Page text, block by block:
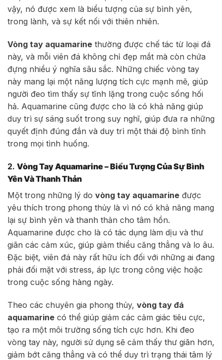
vậy, nó được xem là biểu tượng của sự bình yên,
trong lành, và sự kết nối với thiên nhiên.
Vòng tay aquamarine thường được chế tác từ loại đá
này, và mỗi viên đá không chỉ đẹp mắt mà còn chứa
đựng nhiều ý nghĩa sâu sắc. Những chiếc vòng tay
này mang lại một năng lượng tích cực mạnh mẽ, giúp
người đeo tìm thấy sự tĩnh lặng trong cuộc sống hối
hả. Aquamarine cũng được cho là có khả năng giúp
duy trì sự sáng suốt trong suy nghĩ, giúp đưa ra những
quyết định đúng đắn và duy trì một thái độ bình tĩnh
trong mọi tình huống.
2. Vòng Tay Aquamarine – Biểu Tượng Của Sự Bình
Yên Và Thanh Thản
Một trong những lý do vòng tay aquamarine được
yêu thích trong phong thủy là vì nó có khả năng mang
lại sự bình yên và thanh thản cho tâm hồn.
Aquamarine được cho là có tác dụng làm dịu và thư
giãn các cảm xúc, giúp giảm thiểu căng thẳng và lo âu.
Đặc biệt, viên đá này rất hữu ích đối với những ai đang
phải đối mặt với stress, áp lực trong công việc hoặc
trong cuộc sống hàng ngày.
Theo các chuyên gia phong thủy, vòng tay đá
aquamarine có thể giúp giảm các cảm giác tiêu cực,
tạo ra một môi trường sống tích cực hơn. Khi đeo
vòng tay này, người sử dụng sẽ cảm thấy thư giãn hơn,
giảm bớt căng thẳng và có thể duy trì trạng thái tâm lý